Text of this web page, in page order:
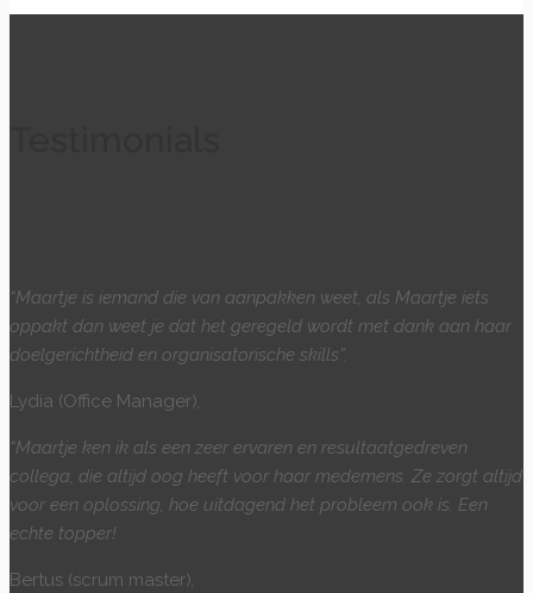
“Maartje is iemand die van aanpakken weet, als Maartje iets
oppakt dan weet je dat het geregeld wordt met dank aan haar
doelgerichtheid en organisatorische skills”.
Lydia (Office Manager)
“Maartje ken ik als een zeer ervaren en resultaatgedreven
collega, die altijd oog heeft voor haar medemens. Ze zorgt altijd
voor een oplossing, hoe uitdagend het probleem ook is. Een
echte topper!
Bertus (scrum master)